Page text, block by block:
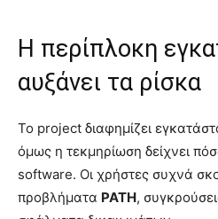
Η περίπλοκη
αυξάνει τα ρίσκα
Το project διαφημίζει
όμως η τεκμηρίωση δείχνει
software. Οι χρήστες συχνά
προβλήματα PATH,